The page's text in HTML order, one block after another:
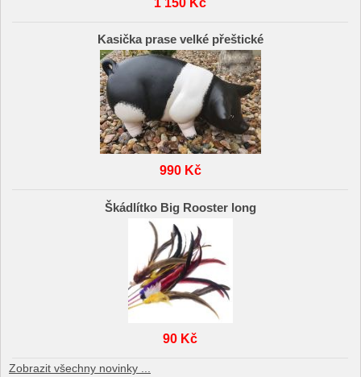
Kasička prase velké přeštické
990 Kč
Škádlítko Big Rooster long
90 Kč
Zobrazit všechny novinky ...